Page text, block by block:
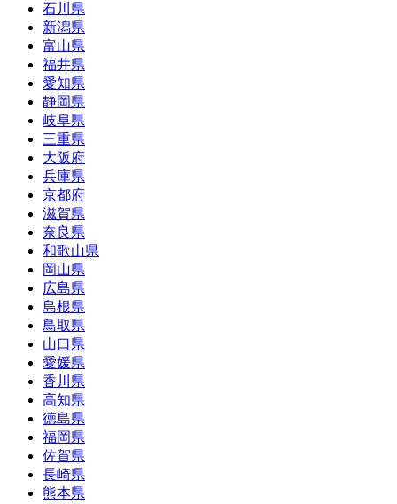
石川県
新潟県
富山県
福井県
愛知県
静岡県
岐阜県
三重県
大阪府
兵庫県
京都府
滋賀県
奈良県
和歌山県
岡山県
広島県
島根県
鳥取県
山口県
愛媛県
香川県
高知県
徳島県
福岡県
佐賀県
長崎県
熊本県